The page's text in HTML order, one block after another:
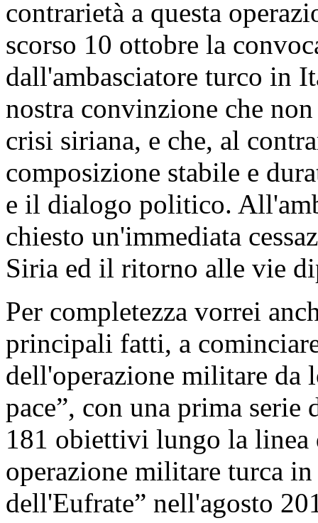
contrarietà a questa
scorso 10 ottobre la
dall'ambasciatore turco in
nostra convinzione che
crisi siriana, e che, al
composizione stabile e
e il dialogo politico.
chiesto un'immediata
Siria ed il ritorno alle vie
Per completezza vorrei
principali fatti, a
dell'operazione militare da
pace”, con una prima
181 obiettivi lungo la linea
operazione militare turca
dell'Eufrate” nell'agosto